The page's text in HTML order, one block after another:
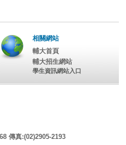
相關網站
輔大首頁
輔大招生網站
學生資訊網站入口
傳真:(02)2905-2193